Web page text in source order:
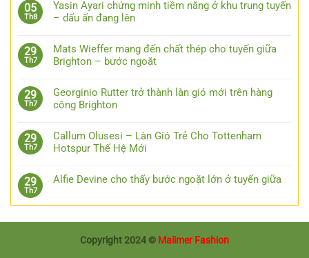
05
Th8
Yasin Ayari chứng minh tiềm năng ở khu trung tuyến
– dấu ấn đang lên
29
Th7
Mats Wieffer mang đến chất thép cho tuyến giữa
Brighton – bước ngoặt
29
Th7
Georginio Rutter trở thành làn gió mới trên hàng
công Brighton
29
Th7
Callum Olusesi – Làn Gió Trẻ Cho Tottenham
Hotspur Thế Hệ Mới
29
Th7
Alfie Devine cho thấy bước ngoặt lớn ở tuyến giữa
Copyright 2024 © Maiimer Fashion